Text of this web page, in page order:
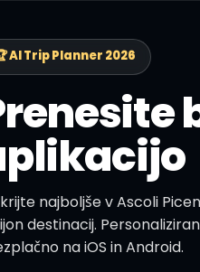
AI Trip Planner 2026
najboljše v Ascoli
destinacij.
na iOS in Android.